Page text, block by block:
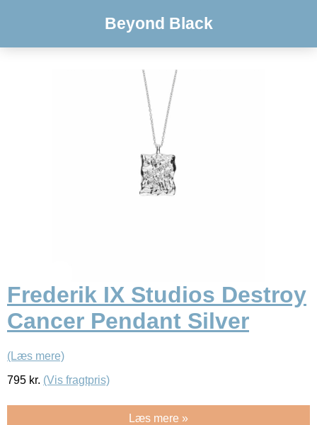
Beyond Black
Frederik IX Studios Destroy
Cancer Pendant Silver
(Læs mere)
795 kr. (Vis fragtpris)
Læs mere »